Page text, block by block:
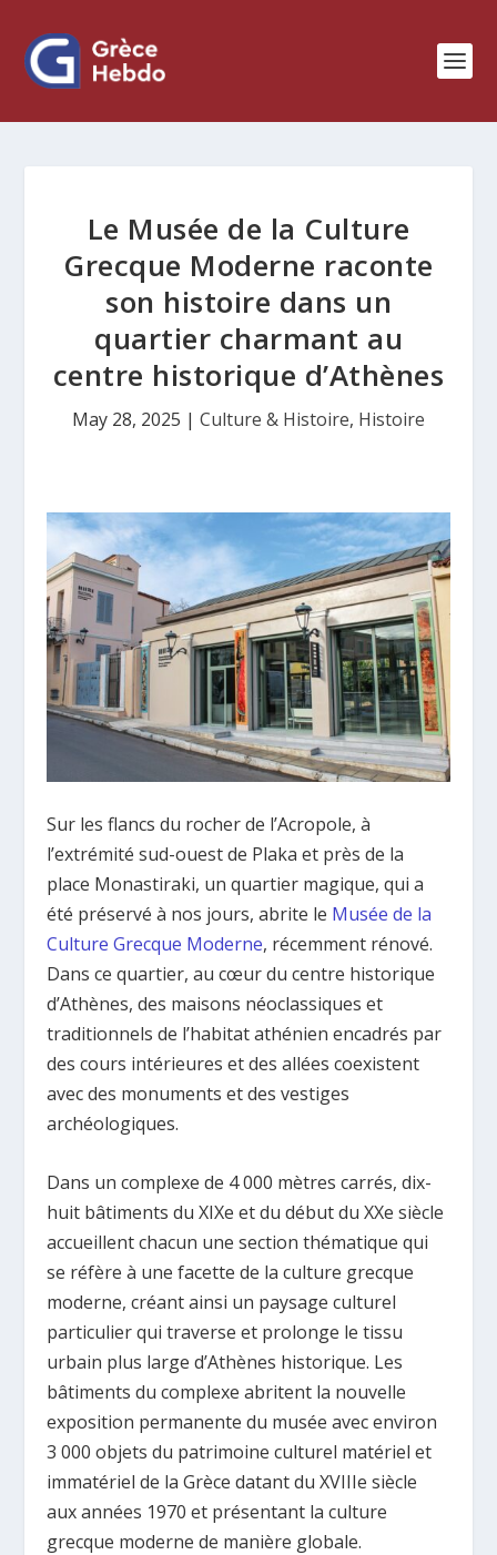
Le Musée de la Culture
Grecque Moderne raconte
son histoire dans un
quartier charmant au
centre historique d’Athènes
May 28, 2025 | Culture & Histoire, Histoire
Sur les flancs du rocher de l’Acropole, à
l’extrémité sud-ouest de Plaka et près de la
place Monastiraki, un quartier magique, qui a
été préservé à nos jours, abrite le Musée de la
Culture Grecque Moderne, récemment rénové.
Dans ce quartier, au cœur du centre historique
d’Athènes, des maisons néoclassiques et
traditionnels de l’habitat athénien encadrés par
des cours intérieures et des allées coexistent
avec des monuments et des vestiges
archéologiques.
Dans un complexe de 4 000 mètres carrés, dix-
huit bâtiments du XIXe et du début du XXe siècle
accueillent chacun une section thématique qui
se réfère à une facette de la culture grecque
moderne, créant ainsi un paysage culturel
particulier qui traverse et prolonge le tissu
urbain plus large d’Athènes historique. Les
bâtiments du complexe abritent la nouvelle
exposition permanente du musée avec environ
3 000 objets du patrimoine culturel matériel et
immatériel de la Grèce datant du XVIIIe siècle
aux années 1970 et présentant la culture
grecque moderne de manière globale.